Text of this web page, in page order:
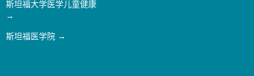
斯坦福大学医学儿童健康
斯坦福医学院